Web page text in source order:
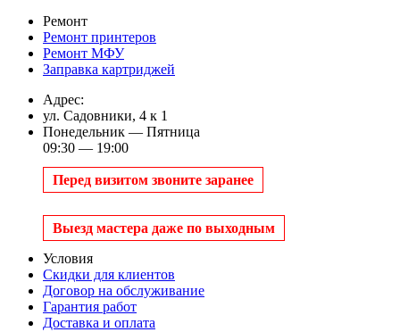
Ремонт
Ремонт принтеров
Ремонт МФУ
Заправка картриджей
Адрес:
ул. Садовники, 4 к 1
Понедельник — Пятница
09:30 — 19:00
Перед визитом звоните заранее
Выезд мастера даже по выходным
Условия
Скидки для клиентов
Договор на обслуживание
Гарантия работ
Доставка и оплата